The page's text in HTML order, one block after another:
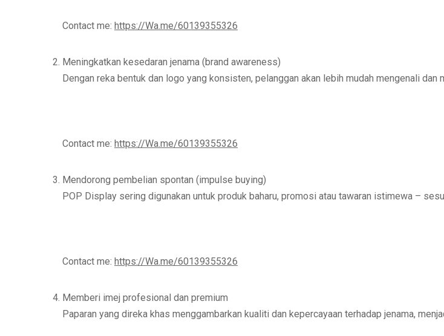
Contact me: https://Wa.me/60139355326
Meningkatkan kesedaran jenama (brand awareness)
Dengan reka bentuk dan logo yang konsisten, pelanggan akan lebih mudah mengenali dan
Contact me: https://Wa.me/60139355326
Mendorong pembelian spontan (impulse buying)
POP Display sering digunakan untuk produk baharu, promosi atau tawaran istimewa –
Contact me: https://Wa.me/60139355326
Memberi imej profesional dan premium
Paparan yang direka khas menggambarkan kualiti dan kepercayaan terhadap jenama,